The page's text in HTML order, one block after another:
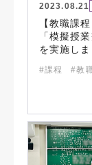
2023.08.21
【教職課
「模擬授
を実施し
#課程 #教